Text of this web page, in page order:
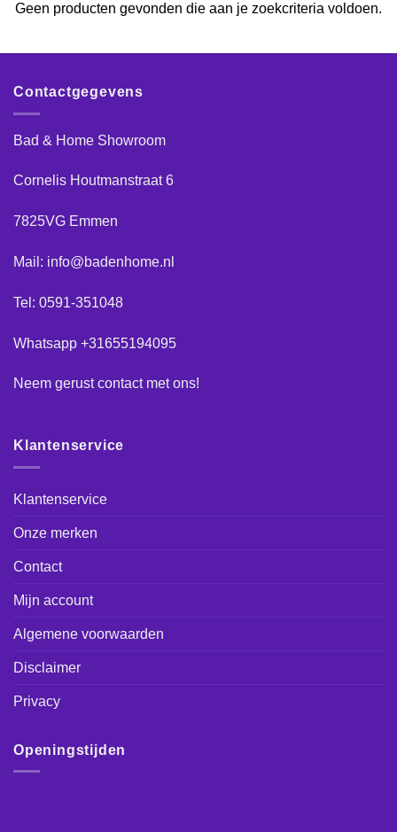
Geen producten gevonden die aan je zoekcriteria voldoen.
Contactgegevens
Bad & Home Showroom
Cornelis Houtmanstraat 6
7825VG Emmen
Mail: info@badenhome.nl
Tel: 0591-351048
Whatsapp +31655194095
Neem gerustcontactmet ons!
Klantenservice
Klantenservice
Onze merken
Contact
Mijn account
Algemene voorwaarden
Disclaimer
Privacy
Openingstijden